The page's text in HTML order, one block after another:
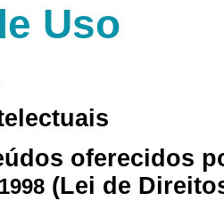
Uso
oferecidos
(Lei de